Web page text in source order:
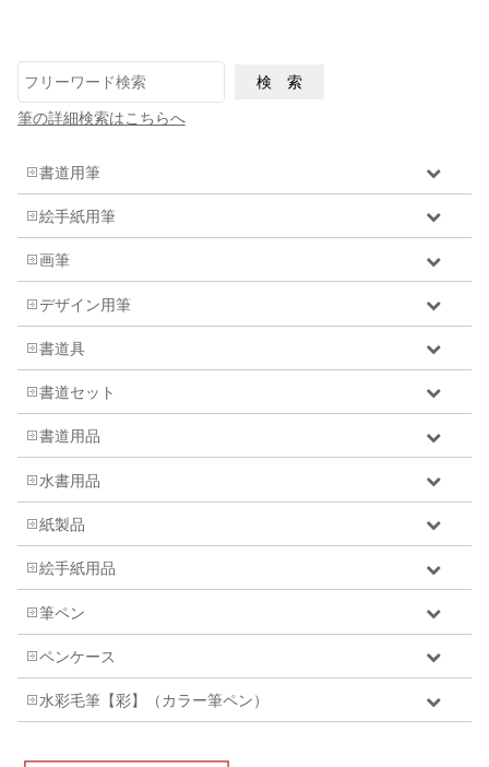
筆の詳細検索はこちらへ
書道用筆
絵手紙用筆
画筆
デザイン用筆
書道具
書道セット
書道用品
水書用品
紙製品
絵手紙用品
筆ペン
ペンケース
水彩毛筆【彩】（カラー筆ペン）